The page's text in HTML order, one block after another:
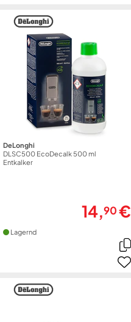
DeLonghi
DLSC500 EcoDecalk 500 ml
Entkalker
14,90€
Lagernd